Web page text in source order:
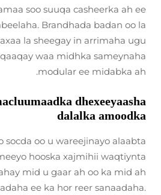
soo suuqa casheerka ah ee
Brandhada badan oo la
la sheegay in arrimaha ugu
waa midhka sameynaha
modular ee midabka ah.
dhexeeyaasha
dalalka amoodka
socda oo u wareejinayo alaabta
hooska xajmihii waqtiynta
mid u gaar ah oo ka mid ah
ee ka hor reer sanaadaha.